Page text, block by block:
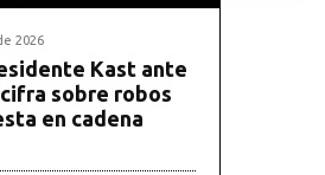
2026
Kast ante
sobre robos
en cadena